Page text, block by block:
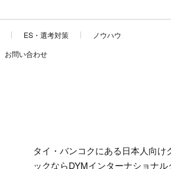
ES・選考対策
ノウハウ
お問い合わせ
タイ・バンコクにある日本人向け
ックならDYMインターナショナル